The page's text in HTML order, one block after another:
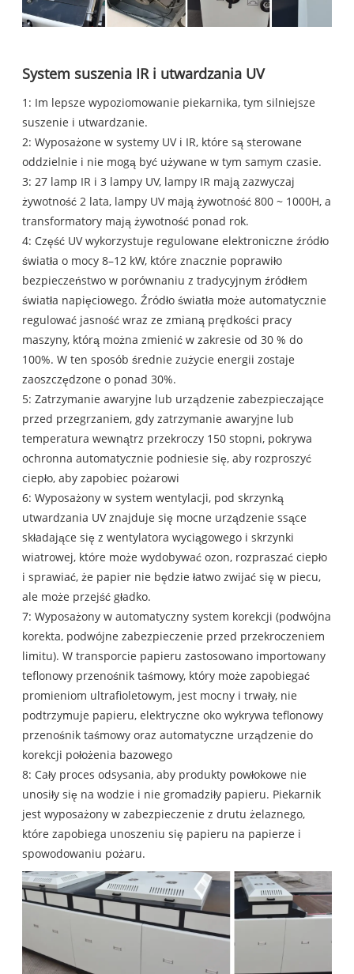
System suszenia IR i utwardzania UV
1: Im lepsze wypoziomowanie piekarnika, tym silniejsze
suszenie i utwardzanie.
2: Wyposażone w systemy UV i IR, które są sterowane
oddzielnie i nie mogą być używane w tym samym czasie.
3: 27 lamp IR i 3 lampy UV, lampy IR mają zazwyczaj
żywotność 2 lata, lampy UV mają żywotność 800 ~ 1000H, a
transformatory mają żywotność ponad rok.
4: Część UV wykorzystuje regulowane elektroniczne źródło
światła o mocy 8–12 kW, które znacznie poprawiło
bezpieczeństwo w porównaniu z tradycyjnym źródłem
światła napięciowego. Źródło światła może automatycznie
regulować jasność wraz ze zmianą prędkości pracy
maszyny, którą można zmienić w zakresie od 30 % do
100%. W ten sposób średnie zużycie energii zostaje
zaoszczędzone o ponad 30%.
5: Zatrzymanie awaryjne lub urządzenie zabezpieczające
przed przegrzaniem, gdy zatrzymanie awaryjne lub
temperatura wewnątrz przekroczy 150 stopni, pokrywa
ochronna automatycznie podniesie się, aby rozproszyć
ciepło, aby zapobiec pożarowi
6: Wyposażony w system wentylacji, pod skrzynką
utwardzania UV znajduje się mocne urządzenie ssące
składające się z wentylatora wyciągowego i skrzynki
wiatrowej, które może wydobywać ozon, rozpraszać ciepło
i sprawiać, że papier nie będzie łatwo zwijać się w piecu,
ale może przejść gładko.
7: Wyposażony w automatyczny system korekcji (podwójna
korekta, podwójne zabezpieczenie przed przekroczeniem
limitu). W transporcie papieru zastosowano importowany
teflonowy przenośnik taśmowy, który może zapobiegać
promieniom ultrafioletowym, jest mocny i trwały, nie
podtrzymuje papieru, elektryczne oko wykrywa teflonowy
przenośnik taśmowy oraz automatyczne urządzenie do
korekcji położenia bazowego
8: Cały proces odsysania, aby produkty powłokowe nie
unosiły się na wodzie i nie gromadziły papieru. Piekarnik
jest wyposażony w zabezpieczenie z drutu żelaznego,
które zapobiega unoszeniu się papieru na papierze i
spowodowaniu pożaru.